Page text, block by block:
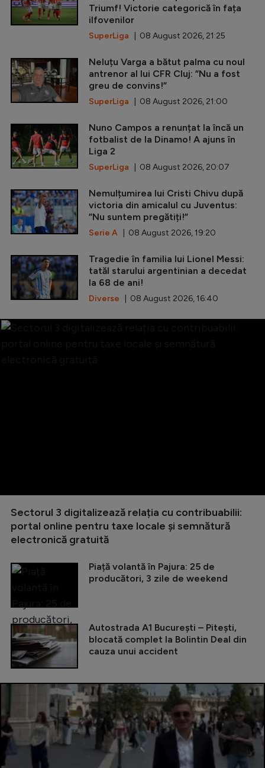
Triumf! Victorie categorică în fața
ilfovenilor
SuperLiga | 08 August 2026, 21:25
Neluțu Varga a bătut palma cu noul
antrenor al lui CFR Cluj: ”Nu a fost
greu de convins!”
SuperLiga | 08 August 2026, 21:00
Nuno Campos a renunțat la încă un
fotbalist de la Dinamo! A ajuns în
Liga 2
SuperLiga | 08 August 2026, 20:07
Nemulțumirea lui Cristi Chivu după
victoria din amicalul cu Juventus:
”Nu suntem pregătiți!”
Serie A | 08 August 2026, 19:20
Tragedie în familia lui Lionel Messi:
tatăl starului argentinian a decedat
la 68 de ani!
Diverse | 08 August 2026, 16:40
Sectorul 3 digitalizează relația cu contribuabilii:
portal online pentru taxe locale și semnătură
electronică gratuită
Piață volantă în Pajura: 25 de
producători, 3 zile de weekend
Autostrada A1 București – Pitești,
blocată complet la Bolintin Deal din
cauza unui accident